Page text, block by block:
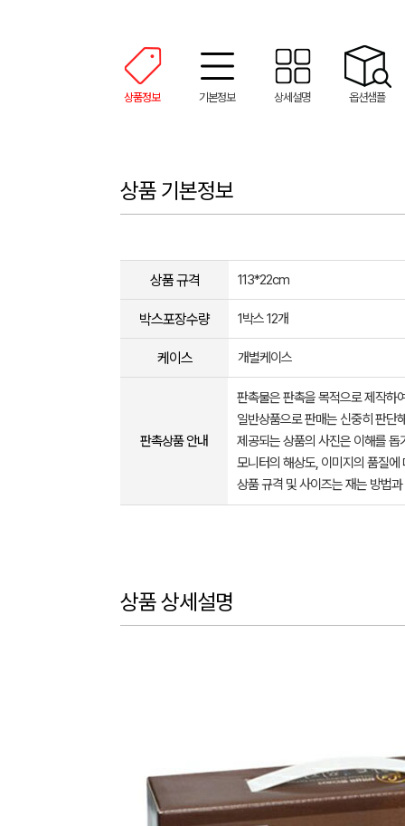
상품정보 기본정보 상세설명 옵션샘플
상품 기본정보
상품 규격 113*22cm
박스포장수량 1박스 12개
케이스 개별케이스
판촉상품 안내
판촉물은 판촉을 목적으로 제작하
일반상품으로 판매는 신중히 판단
제공되는 상품의 사진은 이해를
모니터의 해상도, 이미지의 품질
상품 규격 및 사이즈는 재는 방법
상품 상세설명